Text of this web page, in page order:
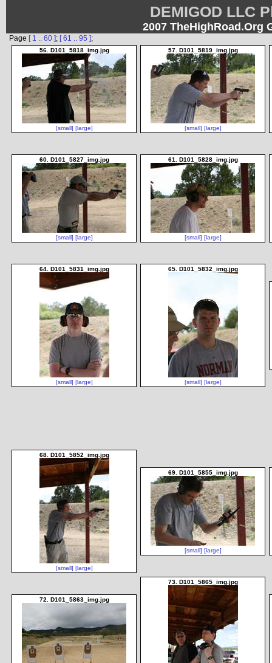
DEMIGOD LLC
2007 TheHighRoad.Org
Page [ 1 .. 60 ]; [ 61 .. 95 ];
56. D101_5818_img.jpg
[small] [large]
57. D101_5819_img.jpg
[small] [large]
60. D101_5827_img.jpg
[small] [large]
61. D101_5828_img.jpg
[small] [large]
64. D101_5831_img.jpg
[small] [large]
65. D101_5832_img.jpg
[small] [large]
68. D101_5852_img.jpg
[small] [large]
69. D101_5855_img.jpg
[small] [large]
72. D101_5863_img.jpg
73. D101_5865_img.jpg